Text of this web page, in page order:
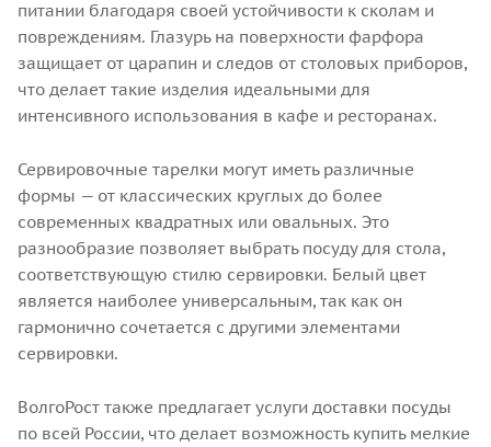
питании благодаря своей устойчивости к сколам и
повреждениям. Глазурь на поверхности фарфора
защищает от царапин и следов от столовых приборов,
что делает такие изделия идеальными для
интенсивного использования в кафе и ресторанах.
Сервировочные тарелки могут иметь различные
формы — от классических круглых до более
современных квадратных или овальных. Это
разнообразие позволяет выбрать посуду для стола,
соответствующую стилю сервировки. Белый цвет
является наиболее универсальным, так как он
гармонично сочетается с другими элементами
сервировки.
ВолгоРост также предлагает услуги доставки посуды
по всей России, что делает возможность купить мелкие